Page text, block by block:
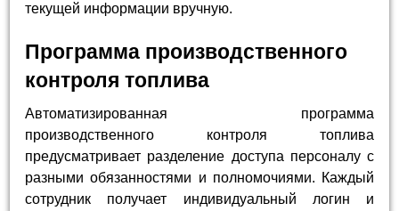
текущей информации вручную.
Программа производственного
контроля топлива
Автоматизированная программа
производственного контроля топлива
предусматривает разделение доступа персоналу с
разными обязанностями и полномочиями. Каждый
сотрудник получает индивидуальный логин и